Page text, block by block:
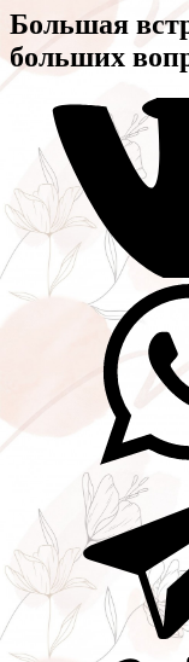
Большая
больших